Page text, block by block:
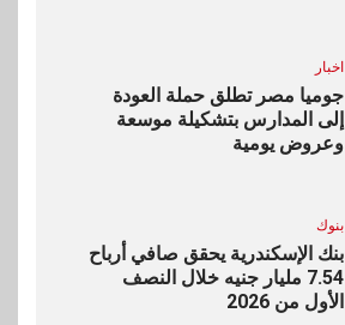
اخبار
جوميا مصر تطلق حملة العودة
إلى المدارس بتشكيلة موسعة
وعروض يومية
بنوك
بنك الإسكندرية يحقق صافي أرباح
7.54 مليار جنيه خلال النصف
الأول من 2026